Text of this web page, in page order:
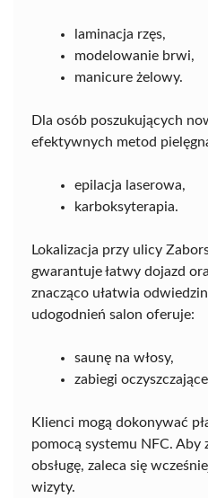
laminacja rzęs,
modelowanie brwi,
manicure żelowy.
Dla osób poszukujących
efektywnych metod
epilacja laserowa,
karboksyterapia.
Lokalizacja przy ulicy
gwarantuje łatwy dojazd
znacząco ułatwia
udogodnień salon oferuje:
saunę na włosy,
zabiegi
Klienci mogą dokonywać
pomocą systemu NFC. Aby
obsługę, zaleca się
wizyty.